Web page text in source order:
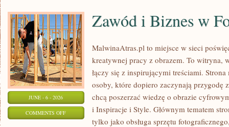
JUNE - 6 - 2026
COMMENTS OFFON
Zawód i Biznes w
MalwinaAtras.pl to miejsce w sieci
kreatywnej pracy z obrazem. To witryna,
łączy się z inspirującymi treściami.
osoby, które dopiero zaczynają przygodę
chcą poszerzać wiedzę o obrazie
i Inspiracje i Style. Głównym tematem
tylko jako obsługa sprzętu